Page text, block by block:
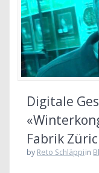
Digitale
Fabrik
by Reto Schläppiin